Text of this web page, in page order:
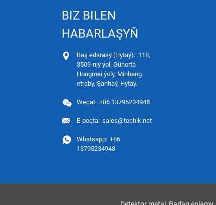
BIZ BILEN
HABARLAŞYŇ
Baş edarasy (Hytaý): .118,
3509-njy ýol, Günorta
Hongmei ýoly, Minhang
etraby, Şanhaý, Hytaý.
Weçat: +86 13795234948
E-poçta: sales@techik.net
Whatsapp: +86
13795234948